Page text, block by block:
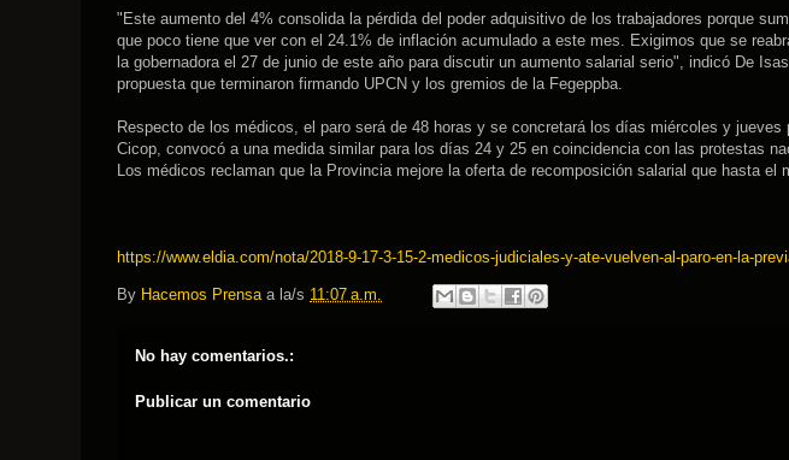
"Este aumento del 4% consolida la pérdida del poder adquisitivo de los trabajadores porque
que poco tiene que ver con el 24.1% de inflación acumulado a este mes. Exigimos que se
la gobernadora el 27 de junio de este año para discutir un aumento salarial serio", indicó De
propuesta que terminaron firmando UPCN y los gremios de la Fegeppba.
Respecto de los médicos, el paro será de 48 horas y se concretará los días miércoles y
Cicop, convocó a una medida similar para los días 24 y 25 en coincidencia con las protestas
Los médicos reclaman que la Provincia mejore la oferta de recomposición salarial que hasta el
https://www.eldia.com/nota/2018-9-17-3-15-2-medicos-judiciales-y-ate-vuelven-al-paro-en-la-
By Hacemos Prensa a la/s 11:07 a.m.
No hay comentarios.:
Publicar un comentario